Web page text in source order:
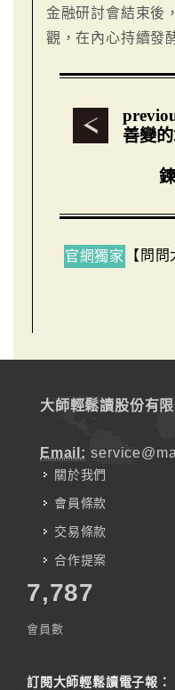
金融研討會結束後
觀，在內心持續發
善變
官網獨家 【問問
大師輕鬆讀股份有限
Email:
關於我們
會員條款
交易條款
合作提案
7,787
會員數
訂閱大師輕鬆讀電子報：